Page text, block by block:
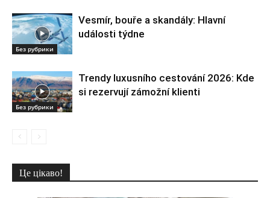
Без рубрики
Vesmír, bouře a skandály: Hlavní
události týdne
Без рубрики
Trendy luxusního cestování 2026: Kde
si rezervují zámožní klienti
Це цікаво!